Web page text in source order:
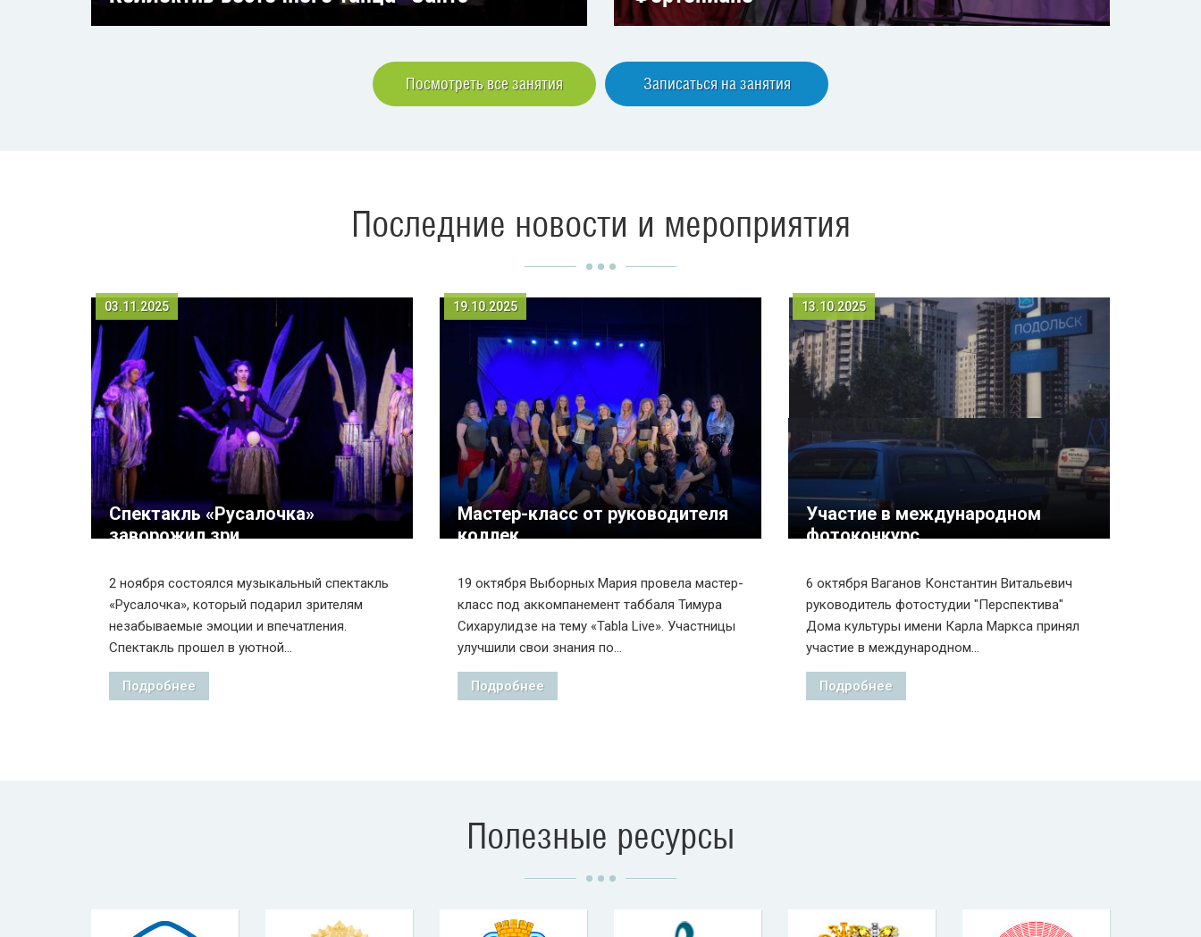
Посмотреть все занятия Записаться на занятия
Последние новости и мероприятия
03.11.2025
Спектакль «Русалочка»
заворожил зри...
2 ноября состоялся музыкальный спектакль
«Русалочка», который подарил зрителям
незабываемые эмоции и впечатления.
Спектакль прошел в уютной...
Подробнее
19.10.2025
Мастер-класс от руководителя
коллек...
19 октября Выборных Мария провела мастер-
класс под аккомпанемент таббаля Тимура
Сихарулидзе на тему «Tabla Live». Участницы
улучшили свои знания по...
Подробнее
13.10.2025
Участие в международном
фотоконкурс...
6 октября Ваганов Константин Витальевич
руководитель фотостудии "Перспектива"
Дома культуры имени Карла Маркса принял
участие в международном...
Подробнее
Полезные ресурсы